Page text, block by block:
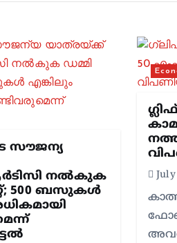
സൗജന്യ
നല്‍കുക
500 ബസുകള്‍
July